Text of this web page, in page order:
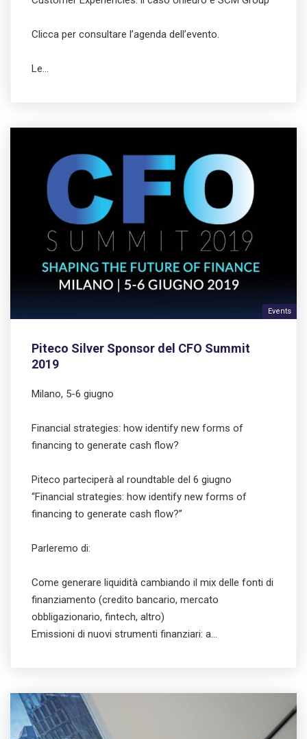
Clicca per consultare l’agenda dell’evento.
Le…
Events
Piteco Silver Sponsor del CFO Summit
2019
Milano, 5-6 giugno
Financial strategies: how identify new forms of
financing to generate cash flow?
Piteco parteciperà al roundtable del 6 giugno
“Financial strategies: how identify new forms of
financing to generate cash flow?”
Parleremo di:
Come generare liquidità cambiando il mix delle fonti di
finanziamento (credito bancario, mercato
obbligazionario, fintech, altro)
Emissioni di nuovi strumenti finanziari: a…